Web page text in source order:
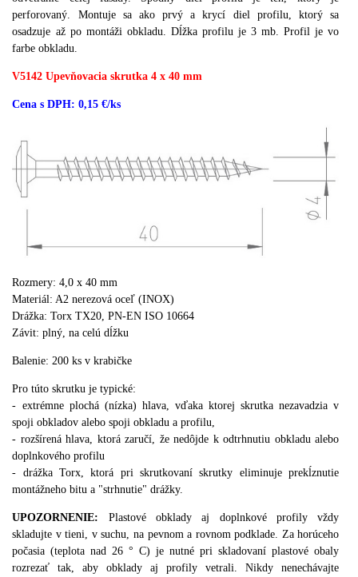
perforovaný. Montuje sa ako prvý a krycí diel profilu, ktorý sa
osadzuje až po montáži obkladu. Dĺžka profilu je 3 mb. Profil je vo
farbe obkladu.
V5142 Upevňovacia skrutka 4 x 40 mm
Cena s DPH: 0,15 €/ks
Rozmery: 4,0 x 40 mm
Materiál: A2 nerezová oceľ (INOX)
Drážka: Torx TX20, PN-EN ISO 10664
Závit: plný,na celú dĺžku
Balenie: 200 ks v krabičke
Pro túto skrutku je typické:
- extrémne plochá (nízka) hlava, vďaka ktorej skrutka nezavadzia v
spoji obkladov alebo spoji obkladu a profilu,
- rozšírená hlava, ktorá zaručí, že nedôjde k odtrhnutiu obkladu alebo
doplnkového profilu
- drážka Torx, ktorá pri skrutkovaní skrutky eliminuje prekĺznutie
montážneho bitu a "strhnutie" drážky.
UPOZORNENIE: Plastové obklady aj doplnkové profily vždy
skladujte v tieni, v suchu, na pevnom a rovnom podklade.
Za horúceho
počasia (teplota nad 26 ° C) je nutné pri skladovaní plastové obaly
rozrezať tak, aby obklady aj profily vetrali. Nikdy nenechávajte